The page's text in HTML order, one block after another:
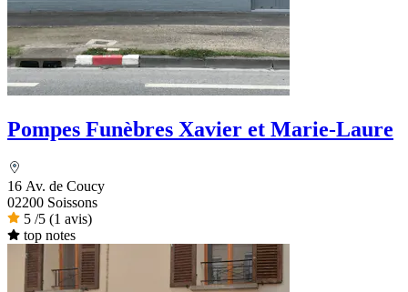
Pompes Funèbres Xavier et Marie-Laure
16 Av. de Coucy
02200 Soissons
5 /5 (1 avis)
top notes